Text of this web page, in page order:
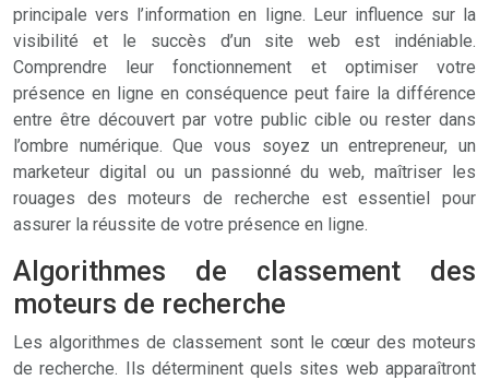
principale vers l’information en ligne. Leur influence sur la
visibilité et le succès d’un site web est indéniable.
Comprendre leur fonctionnement et optimiser votre
présence en ligne en conséquence peut faire la différence
entre être découvert par votre public cible ou rester dans
l’ombre numérique. Que vous soyez un entrepreneur, un
marketeur digital ou un passionné du web, maîtriser les
rouages des moteurs de recherche est essentiel pour
assurer la réussite de votre présence en ligne.
Algorithmes de classement des
moteurs de recherche
Les algorithmes de classement sont le cœur des moteurs
de recherche. Ils déterminent quels sites web apparaîtront